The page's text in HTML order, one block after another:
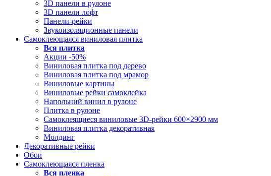
3D панели в рулоне
3D панели лофт
Панели-рейки
Звукоизоляционные панели
Самоклеющаяся виниловая плитка
Вся плитка
Акции -50%
Виниловая плитка под дерево
Виниловая плитка под мрамор
Виниловые картины
Виниловые рейки самоклейка
Напольний винил в рулоне
Плитка в рулоне
Самоклеящиеся виниловые 3D‑рейки 600×2900 мм
Виниловая плитка декоративная
Молдинг
Декоративные рейки
Обои
Самоклеющаяся пленка
Вся пленка